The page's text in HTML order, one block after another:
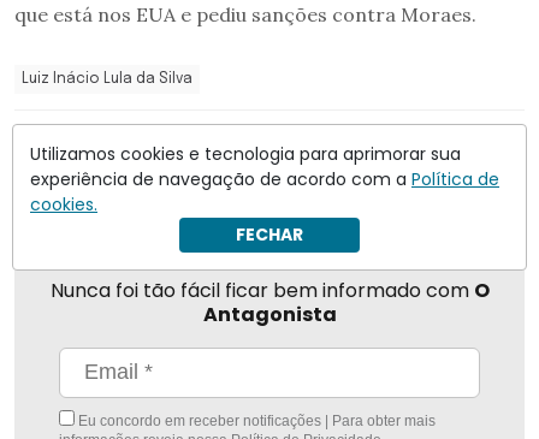
que está nos EUA e pediu sanções contra Moraes.
Luiz Inácio Lula da Silva
Compartilhar
Nunca foi tão fácil ficar bem informado com O
Antagonista
Eu concordo em receber notificações | Para obter mais
Utilizamos cookies e tecnologia para aprimorar sua
experiência de navegação de acordo com a Política de
cookies.
FECHAR